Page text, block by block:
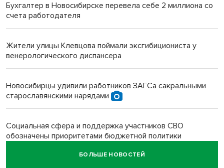
Бухгалтер в Новосибирске перевела себе 2 миллиона со
счета работодателя
Жители улицы Клевцова поймали эксгибициониста у
венерологического диспансера
Новосибирцы удивили работников ЗАГСа сакральными
старославянскими нарядами
Социальная сфера и поддержка участников СВО
обозначены приоритетами бюджетной политики
БОЛЬШЕ НОВОСТЕЙ